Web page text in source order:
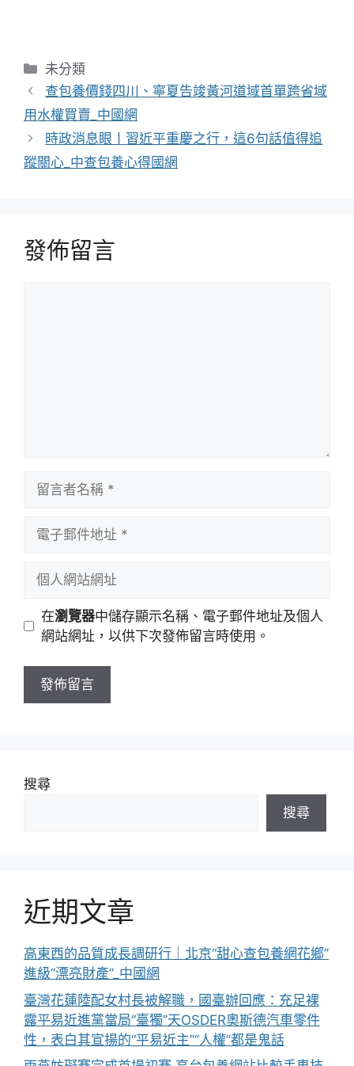
分
類
未分類
查包養價錢四川、寧夏告竣黃河道域首單跨省域
用水權買賣_中國網
時政消息眼丨習近平重慶之行，這6句話值得追
蹤關心_中查包養心得國網
發佈留言
址
站
址
在瀏覽器中儲存顯示名稱、電子郵件地址及個人
網站網址，以供下次發佈留言時使用。
搜尋
搜尋
近期文章
高東西的品質成長調研行｜北京“甜心查包養網花鄉”
進級“漂亮財產”_中國網
臺灣花蓮陸配女村長被解職，國臺辦回應：充足裸
露平易近進黨當局“臺獨”天OSDER奧斯德汽車零件
性，表白其宣揚的“平易近主”“人權”都是鬼話